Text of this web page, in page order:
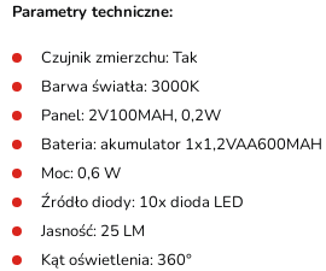
Parametry techniczne:
Czujnik zmierzchu: Tak
Barwa światła: 3000K
Panel: 2V100MAH, 0,2W
Bateria: akumulator
Moc: 0,6 W
Źródło diody: 10x dioda LED
Jasność: 25 LM
Kąt oświetlenia: 360°